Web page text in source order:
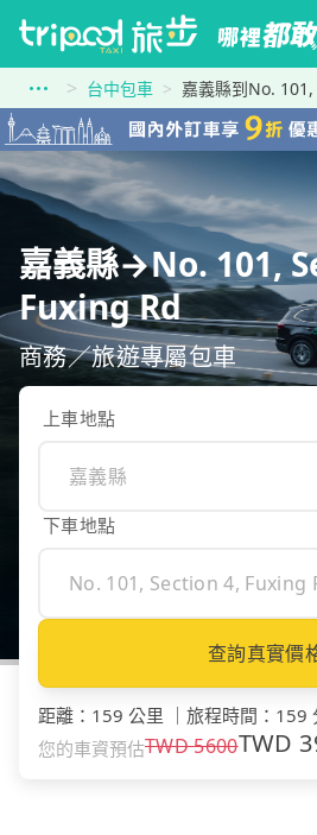
台中包車 嘉義縣到No.
嘉義縣→No. 101,
Fuxing Rd
商務／旅遊專屬包車
上車地點
下車地點
查詢真實價
距離 ： 159 公里 旅程時間 ： 159
您的車資預估TWD5600TWD